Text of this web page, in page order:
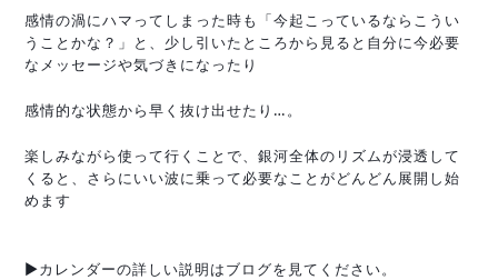
感情の渦にハマってしまった時も「今起こっているならこうい
うことかな？」と、少し引いたところから見ると自分に今必要
なメッセージや気づきになったり
感情的な状態から早く抜け出せたり…。
楽しみながら使って行くことで、銀河全体のリズムが浸透して
くると、さらにいい波に乗って必要なことがどんどん展開し始
めます
▶︎カレンダーの詳しい説明はブログを見てください。